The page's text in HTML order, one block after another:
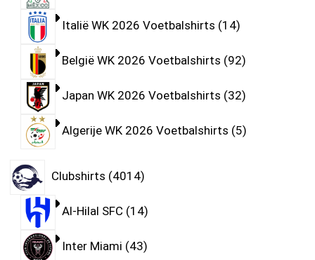
Italië WK 2026 Voetbalshirts 14
België WK 2026 Voetbalshirts 92
Japan WK 2026 Voetbalshirts 32
Algerije WK 2026 Voetbalshirts 5
Clubshirts 4014
Al-Hilal SFC 14
Inter Miami 43